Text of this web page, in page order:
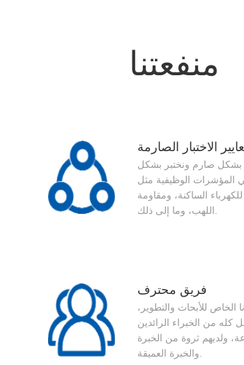
منفعتنا
الاختبار الصارمة
بشكل صارم ونختبر بشكل
المؤشرات الوظيفية مثل
الساكنة، ومقاومة
فريق محترف
الخاص للأبحاث والتطوير،
كله من الخبراء الرائدين
ولديهم ثروة من الخبرة